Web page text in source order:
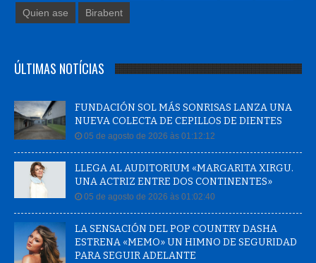
Quien ase Birabent
ÚLTIMAS NOTÍCIAS
FUNDACIÓN SOL MÁS SONRISAS LANZA UNA
NUEVA COLECTA DE CEPILLOS DE DIENTES
05 de agosto de 2026 às 01:12:12
LLEGA AL AUDITORIUM «MARGARITA XIRGU.
UNA ACTRIZ ENTRE DOS CONTINENTES»
05 de agosto de 2026 às 01:02:40
LA SENSACIÓN DEL POP COUNTRY DASHA
ESTRENA «MEMO» UN HIMNO DE SEGURIDAD
PARA SEGUIR ADELANTE